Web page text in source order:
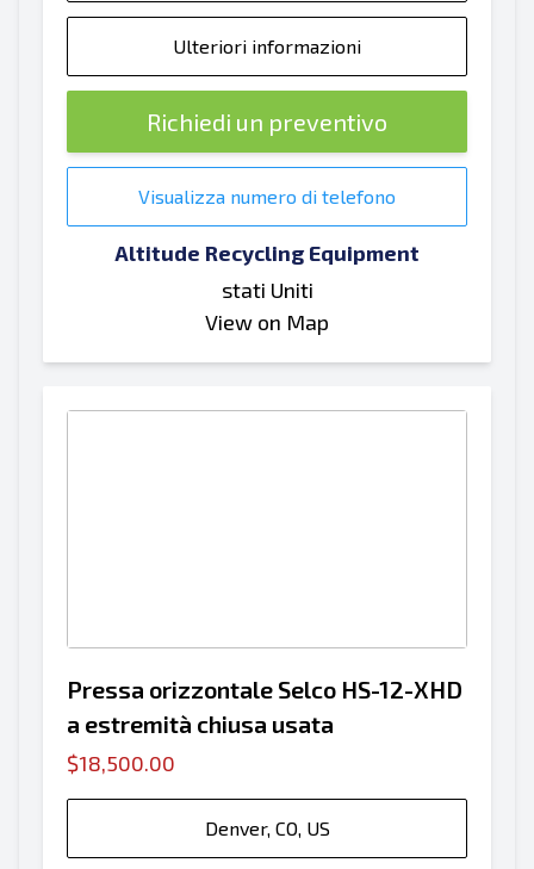
Ulteriori informazioni
Richiedi un preventivo
Visualizza numero di telefono
Altitude Recycling Equipment
stati Uniti
View on Map
Pressa orizzontale Selco HS-12-XHD
a estremità chiusa usata
$18,500.00
Denver, CO, US